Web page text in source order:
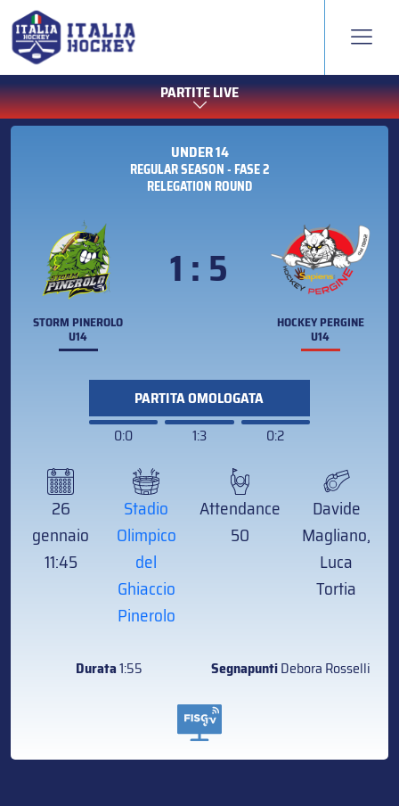
PARTITE LIVE
UNDER 14
REGULAR SEASON - FASE 2
RELEGATION ROUND
STORM PINEROLO
U14
1 : 5
HOCKEY PERGINE
U14
PARTITA OMOLOGATA
0:0
1:3 0:2
26
gennaio
11:45
Stadio
Olimpico
del
Ghiaccio
Pinerolo
Attendance
50
Davide
Magliano,
Luca
Tortia
Durata1:55 SegnapuntiDebora Rosselli